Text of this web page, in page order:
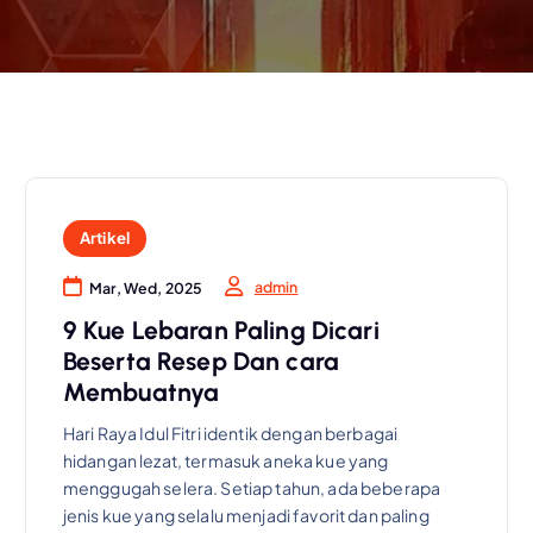
Artikel
Mar, Wed, 2025 admin
9 Kue Lebaran Paling Dicari
Beserta Resep Dan cara
Membuatnya
Hari Raya Idul Fitri identik dengan berbagai
hidangan lezat, termasuk aneka kue yang
menggugah selera. Setiap tahun, ada beberapa
jenis kue yang selalu menjadi favorit dan paling